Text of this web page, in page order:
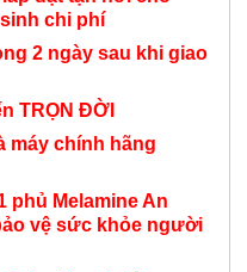
chi phí
2 ngày sau khi giao
TRỌN ĐỜI
máy chính hãng
phủ Melamine An
vệ sức khỏe người